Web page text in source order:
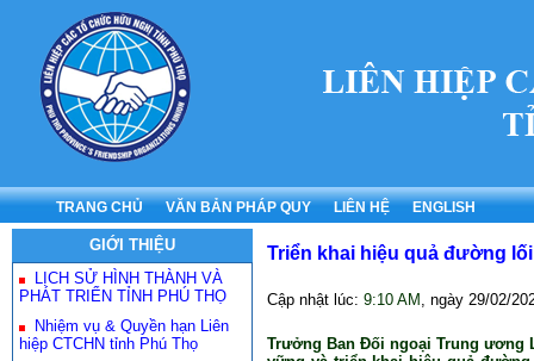
TRANG CHỦ VĂN BẢN PHÁP QUY LIÊN HỆ ENGLISH
GIỚI THIỆU
LỊCH SỬ HÌNH THÀNH VÀ
PHÁT TRIỂN TỈNH PHÚ THỌ
Nhiệm vụ & Quyền hạn Liên
hiệp CTCHN tỉnh Phú Thọ
Triển khai hiệu quả đường
Cập nhật lúc: 9:10 AM , ngày 29/02/
Trưởng Ban Đối ngoại Trung ương